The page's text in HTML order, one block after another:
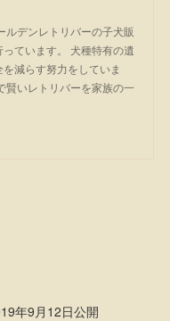
ルデンレトリバーの子犬販
ています。 犬種特有の遺
減らす努力をしていま
賢いレトリバーを家族の一
年9月12日公開